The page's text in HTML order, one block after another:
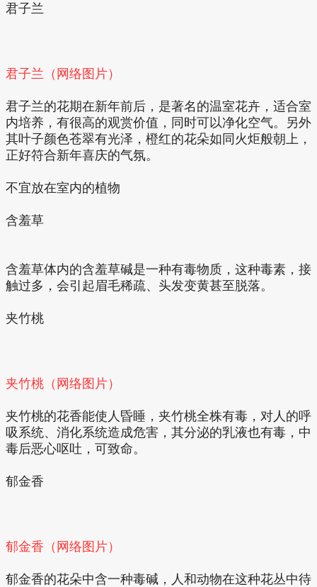
君子兰
君子兰（网络图片）
君子兰的花期在新年前后，是著名的温室花卉，适合室
内培养，有很高的观赏价值，同时可以净化空气。另外
其叶子颜色苍翠有光泽，橙红的花朵如同火炬般朝上，
正好符合新年喜庆的气氛。
不宜放在室内的植物
含羞草
含羞草体内的含羞草碱是一种有毒物质，这种毒素，接
触过多，会引起眉毛稀疏、头发变黄甚至脱落。
夹竹桃
夹竹桃（网络图片）
夹竹桃的花香能使人昏睡，夹竹桃全株有毒，对人的呼
吸系统、消化系统造成危害，其分泌的乳液也有毒，中
毒后恶心呕吐，可致命。
郁金香
郁金香（网络图片）
郁金香的花朵中含一种毒碱，人和动物在这种花丛中待